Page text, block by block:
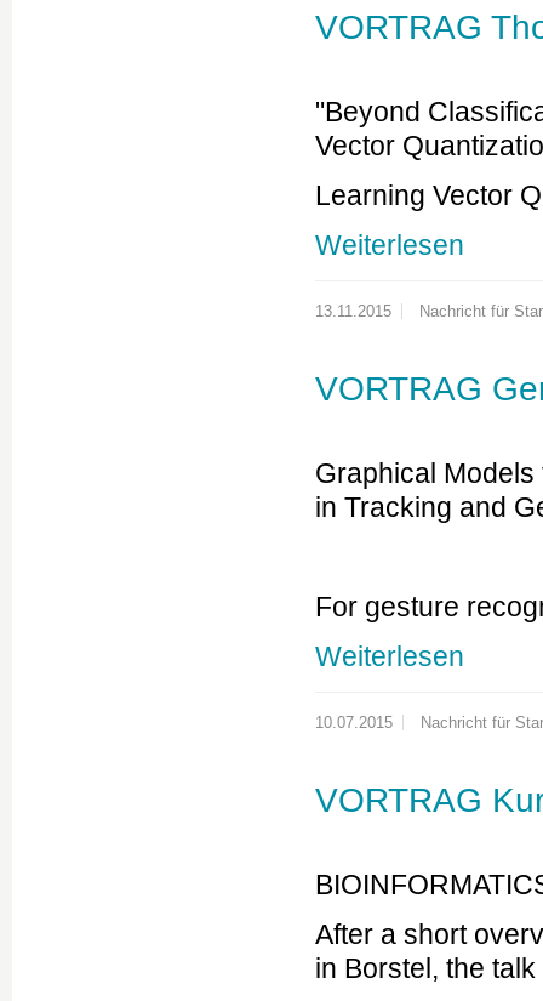
VORTRAG
"Beyond
Vector
Learning Vector
Weiterlesen
13.11.2015 Nachricht für
VORTRAG
Graphical
in Tracking and
For gesture
Weiterlesen
10.07.2015 Nachricht für
VORTRAG
After a short
in Borstel, the